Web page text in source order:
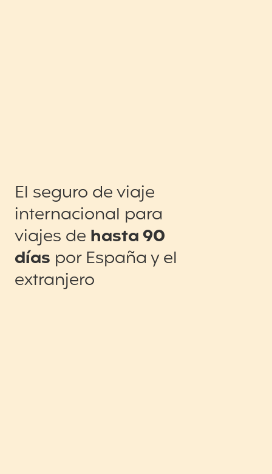
El seguro de viaje
internacional para
viajes de hasta 90
días por España y el
extranjero